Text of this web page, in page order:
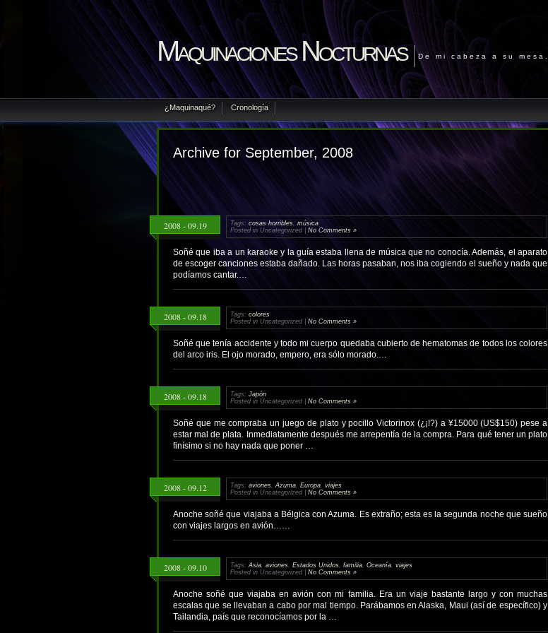
Maquinaciones Nocturnas De mi cabeza a su mesa.
¿Maquinaqué? Cronología
Archive for September, 2008
2008 - 09.19 Tags: cosas horribles
música
Posted in Uncategorized | No Comments »
Soñé que iba a un karaoke y la guía estaba llena de música que no conocía. Además, el aparato
de escoger canciones estaba dañado. Las horas pasaban, nos iba cogiendo el sueño y nada que
podíamos cantar.…
2008 - 09.18 Tags: colores
Posted in Uncategorized | No Comments »
Soñé que tenía accidente y todo mi cuerpo quedaba cubierto de hematomas de todos los colores
del arco iris. El ojo morado, empero, era sólo morado.…
2008 - 09.18 Tags: Japón
Posted in Uncategorized | No Comments »
Soñé que me compraba un juego de plato y pocillo Victorinox (¿¡!?) a ¥15000 (US$150) pese a
estar mal de plata. Inmediatamente después me arrepentía de la compra. Para qué tener un plato
finísimo si no hay nada que poner …
2008 - 09.12 Tags: aviones Azuma Europa viajes
Posted in Uncategorized | No Comments »
Anoche soñé que viajaba a Bélgica con Azuma. Es extraño; esta es la segunda noche que sueño
con viajes largos en avión……
2008 - 09.10 Tags: Asia aviones Estados Unidos familia Oceanía viajes
Posted in Uncategorized | No Comments »
Anoche soñé que viajaba en avión con mi familia. Era un viaje bastante largo y con muchas
escalas que se llevaban a cabo por mal tiempo. Parábamos en Alaska, Maui (así de específico) y
Tailandia, país que reconocíamos por la …